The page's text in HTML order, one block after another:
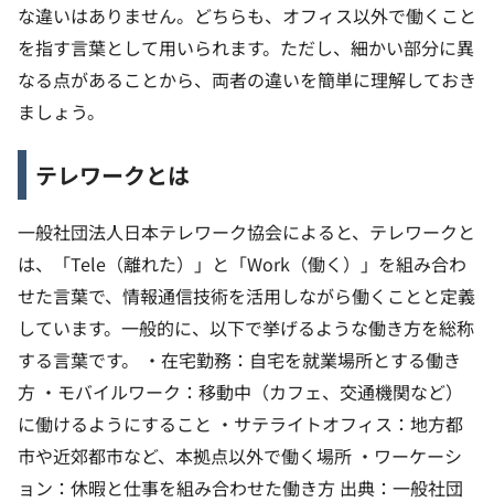
な違いはありません。どちらも、オフィス以外で働くこと
を指す言葉として用いられます。ただし、細かい部分に異
なる点があることから、両者の違いを簡単に理解しておき
ましょう。
テレワークとは
一般社団法人日本テレワーク協会によると、テレワークと
は、「Tele（離れた）」と「Work（働く）」を組み合わ
せた言葉で、情報通信技術を活用しながら働くことと定義
しています。一般的に、以下で挙げるような働き方を総称
する言葉です。
・在宅勤務：自宅を就業場所とする働き
方 ・モバイルワーク：移動中（カフェ、交通機関など）
に働けるようにすること ・サテライトオフィス：地方都
市や近郊都市など、本拠点以外で働く場所 ・ワーケーシ
ョン：休暇と仕事を組み合わせた働き方 出典：一般社団